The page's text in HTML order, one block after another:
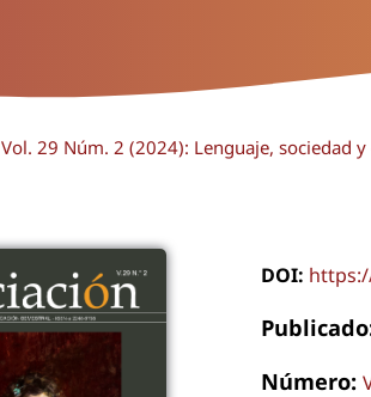
Vol. 29 Núm. 2 (2024): Lenguaje, sociedad y
DOI:
Número: